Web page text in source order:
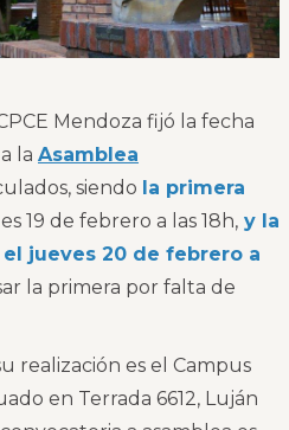
Mendoza fijó la fecha
la Asamblea
siendo la primera
19 de febrero a las 18h, y la
jueves 20 de febrero a
la primera por falta de
realización es el Campus
en Terrada 6612, Luján